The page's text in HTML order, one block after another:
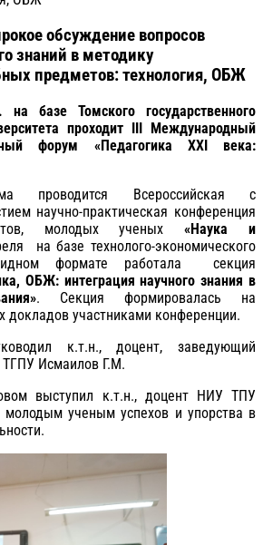
обсуждение вопросов
знаний в методику
предметов: технология, ОБЖ
на базе Томского государственного
проходит III Международный
форум «Педагогика XXI века:
проводится Всероссийская с
научно-практическая конференция
молодых ученых «Наука и
на базе технолого-экономического
формате работала секция
ОБЖ: интеграция научного знания в
. Cекция формировалась на
докладов участниками конференции.
к.т.н., доцент, заведующий
Исмаилов Г.М.
выступил к.т.н., доцент НИУ ТПУ
ученым успехов и упорства в